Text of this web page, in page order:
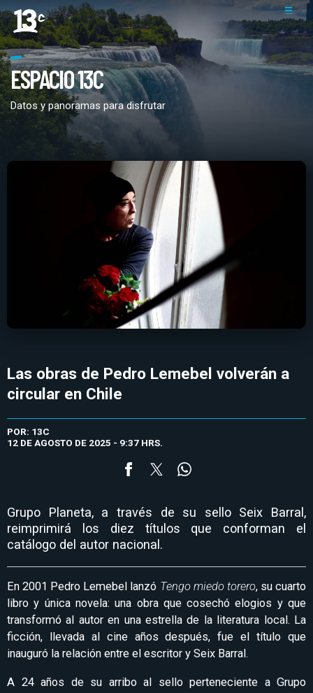
ESPACIO 13C
Datos y panoramas para disfrutar
Las obras de Pedro Lemebel volverán a
circular en Chile
POR: 13C
12 DE AGOSTO DE 2025 - 9:37 HRS.
Grupo Planeta, a través de su sello Seix Barral,
reimprimirá los diez títulos que conforman el
catálogo del autor nacional.
En 2001 Pedro Lemebel lanzó Tengo miedo torero, su cuarto
libro y única novela: una obra que cosechó elogios y que
transformó al autor en una estrella de la literatura local. La
ficción, llevada al cine años después, fue el título que
inauguró la relación entre el escritor y Seix Barral.
A 24 años de su arribo al sello perteneciente a Grupo